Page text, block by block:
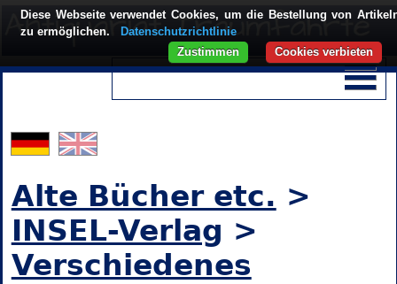
Alte Bücher etc. >
INSEL-Verlag >
Verschiedenes
Diese Webseite verwendet Cookies, um die Bestellung von
zu ermöglichen.
Datenschutzrichtlinie
Cookies verbieten
Zustimmen